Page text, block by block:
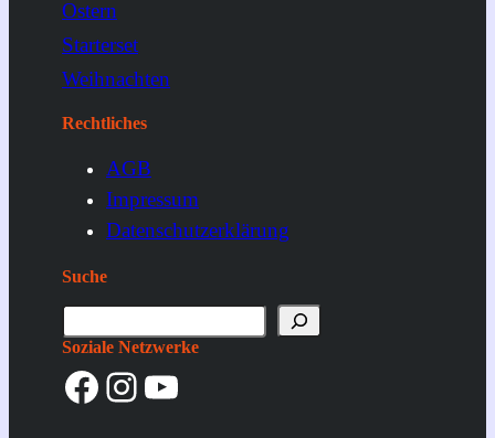
Ostern
Starterset
Weihnachten
Rechtliches
AGB
Impressum
Datenschutzerklärung
Suche
u
c
h
Soziale Netzwerke
Facebook Instagram YouTube